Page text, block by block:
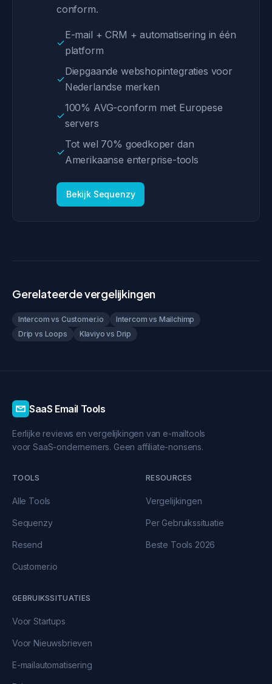
conform.
✓
E-mail + CRM + automatisering in één
platform
✓
Diepgaande webshopintegraties voor
Nederlandse merken
✓
100% AVG-conform met Europese
servers
✓
Tot wel 70% goedkoper dan
Amerikaanse enterprise-tools
Bekijk Sequenzy
Gerelateerde vergelijkingen
Intercom vs Customer.io
Intercom vs Mailchimp
Drip vs Loops
Klaviyo vs Drip
SaaS Email Tools
Eerlijke reviews en vergelijkingen van e-mailtools
voor SaaS-ondernemers. Geen affiliate-nonsens.
TOOLS
Alle Tools
Sequenzy
Resend
Customer.io
RESOURCES
Vergelijkingen
Per Gebruikssituatie
Beste Tools 2026
GEBRUIKSSITUATIES
Voor Startups
Voor Nieuwsbrieven
E-mailautomatisering